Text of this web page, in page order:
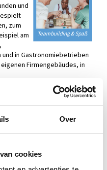
Over
cookies
Teambuilding & Spaß
und
zum
am
in Gastronomiebetrieben
Firmengebäudes, in
am Tisch Stimmungseindrücke